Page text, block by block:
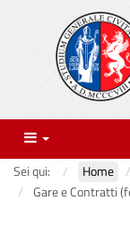
Menu
Sei qui: Home
Gare e Contratti